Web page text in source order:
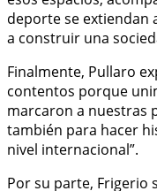
deporte se extiendan
a construir una
Finalmente, Pullaro
contentos porque
marcaron a nuestras
también para hacer
nivel internacional”.
Por su parte, Frigerio